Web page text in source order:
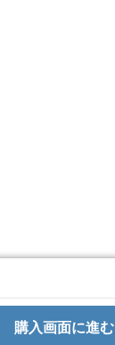
購入画面に進む
購入画面に進む